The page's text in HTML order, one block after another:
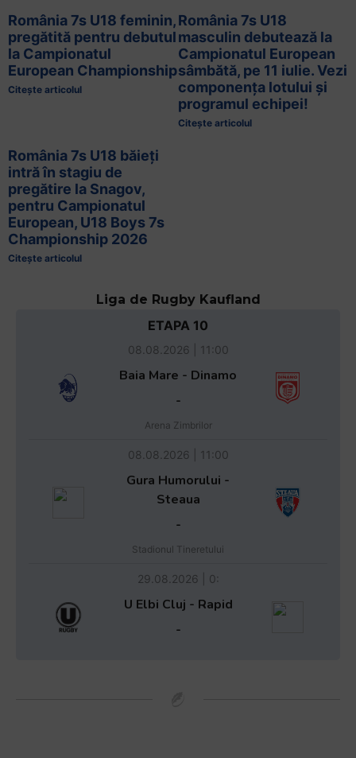
România 7s U18 feminin,
pregătită pentru debutul
la Campionatul
European Championship
Citește articolul
România 7s U18
masculin debutează la
Campionatul European
sâmbătă, pe 11 iulie. Vezi
componența lotului și
programul echipei!
Citește articolul
România 7s U18 băieți
intră în stagiu de
pregătire la Snagov,
pentru Campionatul
European, U18 Boys 7s
Championship 2026
Citește articolul
Liga de Rugby Kaufland
ETAPA 10
08.08.2026 | 11:00
Baia Mare - Dinamo
-
Arena Zimbrilor
08.08.2026 | 11:00
Gura Humorului -
Steaua
-
Stadionul Tineretului
29.08.2026 | 0:
U Elbi Cluj - Rapid
-